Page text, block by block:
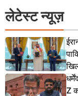
लेटेस्ट न्यूज़
Z